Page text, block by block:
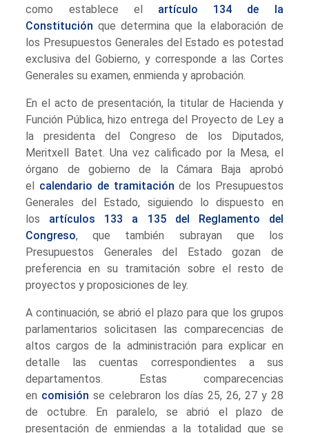
como establece el artículo 134 de la
Constitución que determina que la elaboración de
los Presupuestos Generales del Estado es potestad
exclusiva del Gobierno, y corresponde a las Cortes
Generales su examen, enmienda y aprobación.
En el acto de presentación, la titular de Hacienda y
Función Pública, hizo entrega del Proyecto de Ley a
la presidenta del Congreso de los Diputados,
Meritxell Batet. Una vez calificado por la Mesa, el
órgano de gobierno de la Cámara Baja aprobó
el calendario de tramitación de los Presupuestos
Generales del Estado, siguiendo lo dispuesto en
los artículos 133 a 135 del Reglamento del
Congreso, que también subrayan que los
Presupuestos Generales del Estado gozan de
preferencia en su tramitación sobre el resto de
proyectos y proposiciones de ley.
A continuación, se abrió el plazo para que los grupos
parlamentarios solicitasen las comparecencias de
altos cargos de la administración para explicar en
detalle las cuentas correspondientes a sus
departamentos. Estas comparecencias
en comisión se celebraron los días 25, 26, 27 y 28
de octubre. En paralelo, se abrió el plazo de
presentación de enmiendas a la totalidad que se